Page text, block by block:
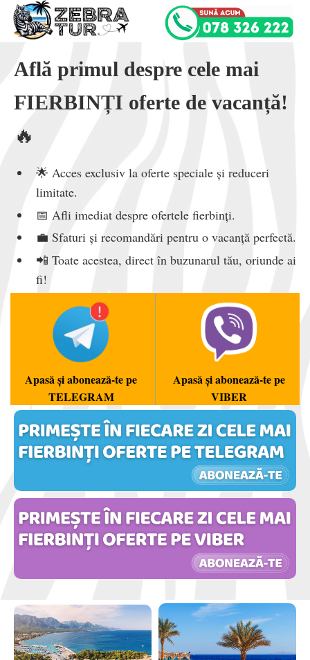
Află primul despre cele mai
FIERBINȚI oferte de vacanță!
🔥
🌟 Acces exclusiv la oferte speciale și reduceri
limitate.
📅 Afli imediat despre ofertele fierbinți.
💼 Sfaturi și recomandări pentru o vacanță perfectă.
📲 Toate acestea, direct în buzunarul tău, oriunde ai
fi!
Apasă și abonează-te pe
TELEGRAM
Apasă și abonează-te pe
VIBER